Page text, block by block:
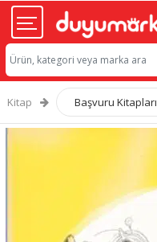
Kitap Başvuru Kitapları